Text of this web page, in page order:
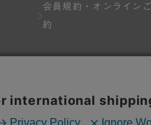
す。一人で２アカウント以上
の各号のいずれかの事由に該
を受けている場合。
合。
会員規約・
オンライン
約
Q&A